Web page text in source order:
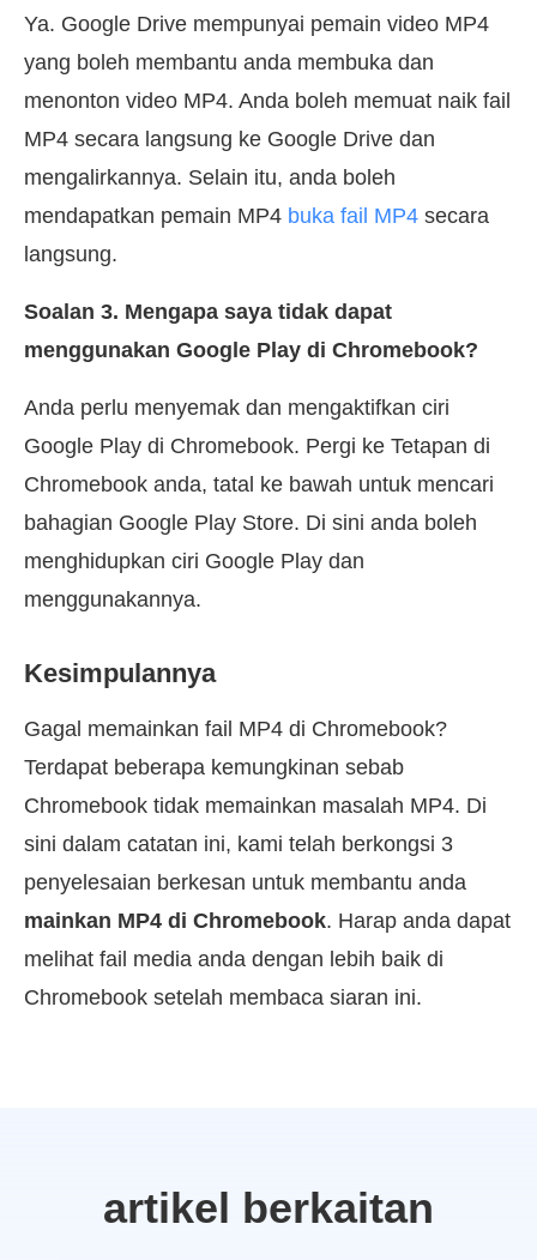
Ya. Google Drive mempunyai pemain video MP4
yang boleh membantu anda membuka dan
menonton video MP4. Anda boleh memuat naik fail
MP4 secara langsung ke Google Drive dan
mengalirkannya. Selain itu, anda boleh
mendapatkan pemain MP4 buka fail MP4 secara
langsung.
Soalan 3. Mengapa saya tidak dapat
menggunakan Google Play di Chromebook?
Anda perlu menyemak dan mengaktifkan ciri
Google Play di Chromebook. Pergi ke Tetapan di
Chromebook anda, tatal ke bawah untuk mencari
bahagian Google Play Store. Di sini anda boleh
menghidupkan ciri Google Play dan
menggunakannya.
Kesimpulannya
Gagal memainkan fail MP4 di Chromebook?
Terdapat beberapa kemungkinan sebab
Chromebook tidak memainkan masalah MP4. Di
sini dalam catatan ini, kami telah berkongsi 3
penyelesaian berkesan untuk membantu anda
mainkan MP4 di Chromebook. Harap anda dapat
melihat fail media anda dengan lebih baik di
Chromebook setelah membaca siaran ini.
artikel berkaitan